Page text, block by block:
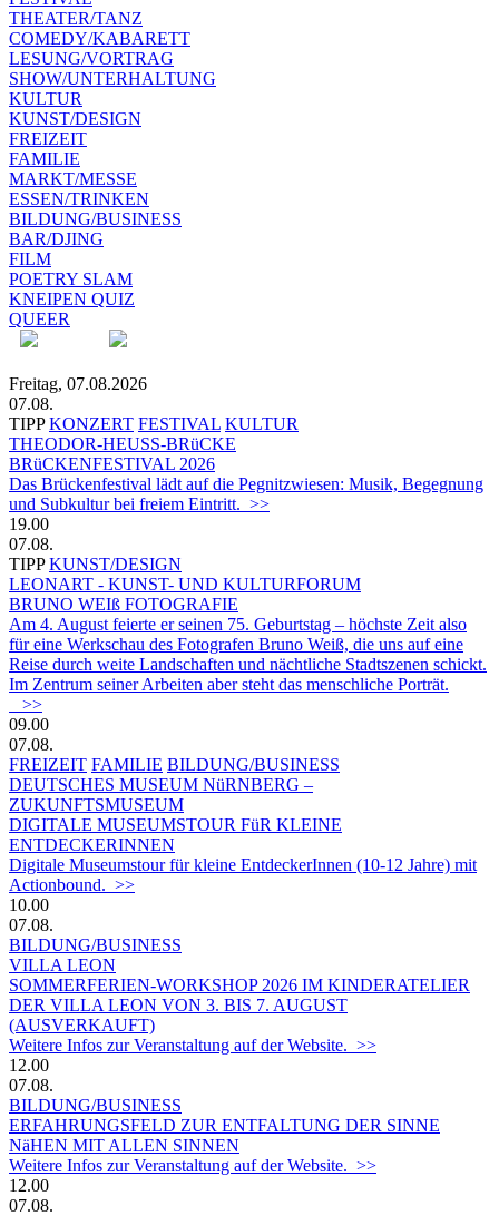
THEATER/TANZ
COMEDY/KABARETT
LESUNG/VORTRAG
SHOW/UNTERHALTUNG
KULTUR
KUNST/DESIGN
FREIZEIT
FAMILIE
MARKT/MESSE
ESSEN/TRINKEN
BILDUNG/BUSINESS
BAR/DJING
FILM
POETRY SLAM
KNEIPEN QUIZ
QUEER
Freitag, 07.08.2026
07.08.
TIPP KONZERT FESTIVAL KULTUR
THEODOR-HEUSS-BRüCKE
BRüCKENFESTIVAL 2026
Das Brückenfestival lädt auf die Pegnitzwiesen: Musik, Begegnung
und Subkultur bei freiem Eintritt. >>
19.00
07.08.
TIPP KUNST/DESIGN
LEONART - KUNST- UND KULTURFORUM
BRUNO WEIß FOTOGRAFIE
Am 4. August feierte er seinen 75. Geburtstag – höchste Zeit also
für eine Werkschau des Fotografen Bruno Weiß, die uns auf eine
Reise durch weite Landschaften und nächtliche Stadtszenen schickt.
Im Zentrum seiner Arbeiten aber steht das menschliche Porträt.
>>
09.00
07.08.
FREIZEIT FAMILIE BILDUNG/BUSINESS
DEUTSCHES MUSEUM NüRNBERG –
ZUKUNFTSMUSEUM
DIGITALE MUSEUMSTOUR FüR KLEINE
ENTDECKERINNEN
Digitale Museumstour für kleine EntdeckerInnen (10-12 Jahre) mit
Actionbound. >>
10.00
07.08.
BILDUNG/BUSINESS
VILLA LEON
SOMMERFERIEN-WORKSHOP 2026 IM KINDERATELIER
DER VILLA LEON VON 3. BIS 7. AUGUST
(AUSVERKAUFT)
Weitere Infos zur Veranstaltung auf der Website. >>
12.00
07.08.
BILDUNG/BUSINESS
ERFAHRUNGSFELD ZUR ENTFALTUNG DER SINNE
NäHEN MIT ALLEN SINNEN
Weitere Infos zur Veranstaltung auf der Website. >>
12.00
07.08.